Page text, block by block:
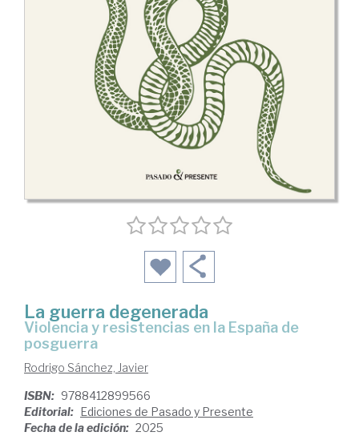
La guerra degenerada
Violencia y resistencias en la España de
posguerra
Rodrigo Sánchez, Javier
ISBN: 9788412899566
Editorial: Ediciones de Pasado y Presente
Fecha de la edición: 2025